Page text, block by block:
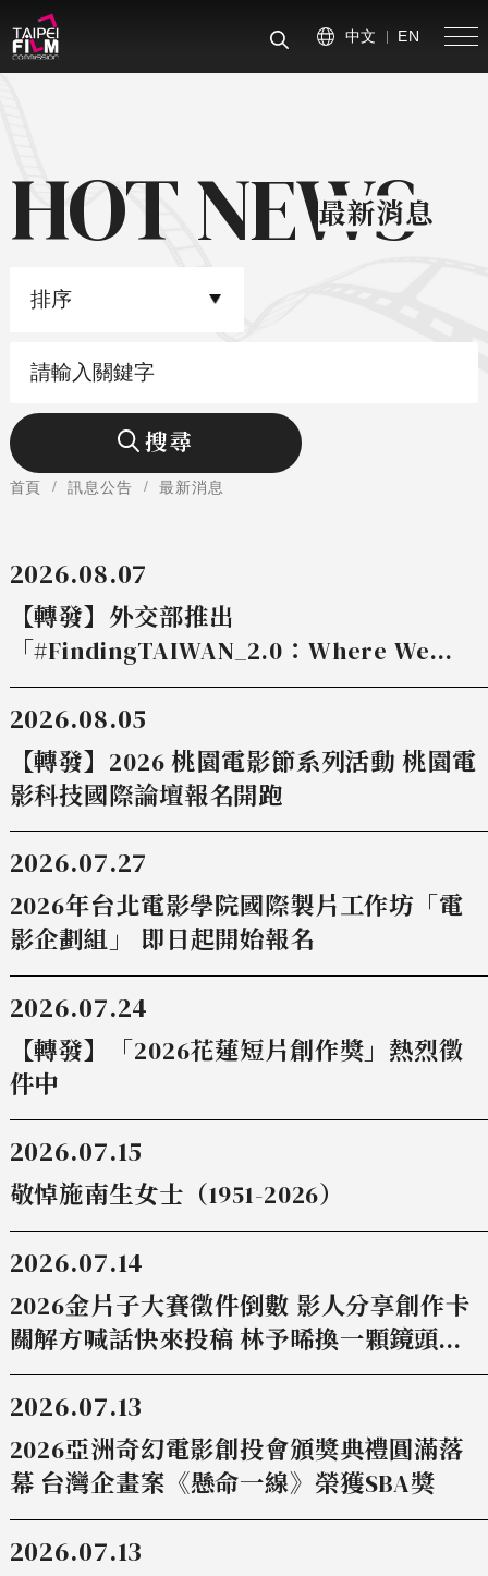
搜尋
中文 EN
手
HOT NEWS
最新消息
搜尋
首頁 訊息公告 最新消息
2026.08.07
【轉發】外交部推出
「#FindingTAIWAN_2.0：Where We
Connect」全球徵片競賽，邀請全球創作
者用影像述說台灣與世界的連結
2026.08.05
【轉發】2026 桃園電影節系列活動 桃園電
影科技國際論壇報名開跑
2026.07.27
2026年台北電影學院國際製片工作坊「電
影企劃組」 即日起開始報名
2026.07.24
【轉發】「2026花蓮短片創作獎」熱烈徵
件中
2026.07.15
敬悼施南生女士（1951-2026）
2026.07.14
2026金片子大賽徵件倒數 影人分享創作卡
關解方喊話快來投稿 林予晞換一顆鏡頭看
世界 陳哲藝 「水」到渠成靈感湧現
2026.07.13
2026亞洲奇幻電影創投會頒獎典禮圓滿落
幕 台灣企畫案《懸命一線》榮獲SBA獎
2026.07.13